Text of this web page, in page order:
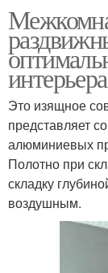
интерьера
Это изящное
представляет
алюминиевых
Полотно при
складку
воздушным.